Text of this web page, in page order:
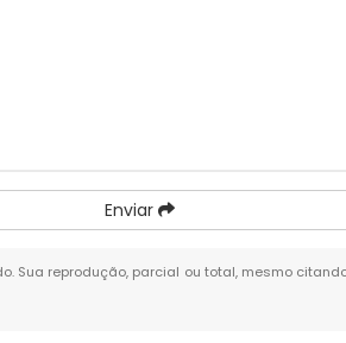
Enviar
Sua reprodução, parcial ou total, mesmo